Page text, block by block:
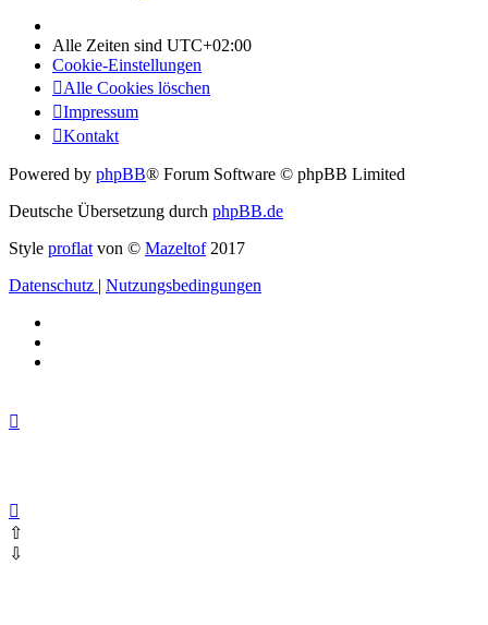
Alle Zeiten sind UTC+02:00
Cookie-Einstellungen
Alle Cookies löschen
Impressum
Kontakt
Powered by phpBB® Forum Software © phpBB Limited
Deutsche Übersetzung durch phpBB.de
Style proflatvon © Mazeltof2017
Datenschutz
Nutzungsbedingungen
⇧
⇩